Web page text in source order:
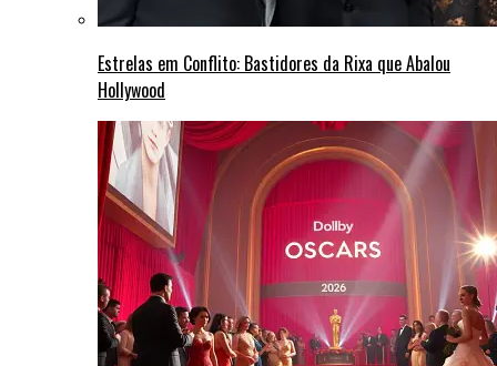
Estrelas em Conflito: Bastidores da Rixa que Abalou
Hollywood